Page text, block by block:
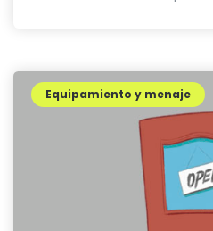
Equipamiento y menaje